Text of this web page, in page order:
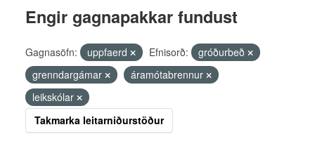
Engir gagnapakkar fundust
Gagnasöfn: uppfaerd Efnisorð:
gróðurbeð
grenndargámar
áramótabrennur
leikskólar
Takmarka leitarniðurstöður